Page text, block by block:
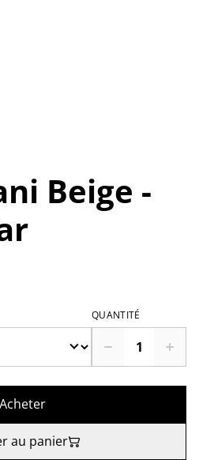
Beige -
QUANTITÉ
Acheter
au panier